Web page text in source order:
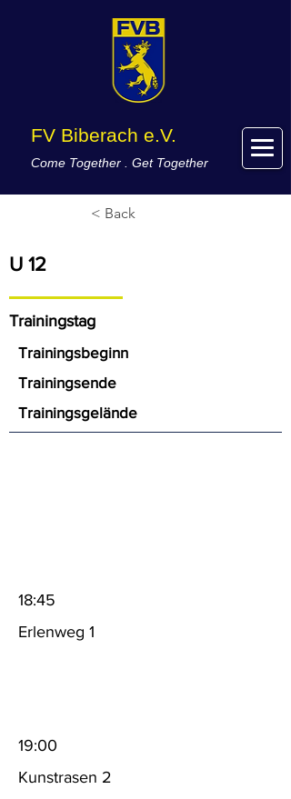
FV Biberach e.V.
Come Together . Get Together
< Back
U 12
Trainingstag
Trainingsbeginn
Trainingsende
Trainingsgelände
18:45
Erlenweg 1
19:00
Kunstrasen 2